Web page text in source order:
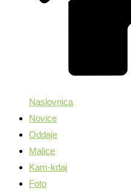
Naslovnica
Novice
Oddaje
Malice
Kam-kdaj
Foto